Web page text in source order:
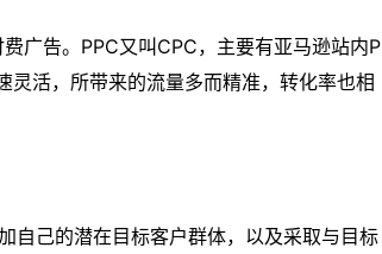
广告。PPC又叫CPC，主要有亚马逊站内P
活，所带来的流量多而精准，转化率也相
自己的潜在目标客户群体，以及采取与目标